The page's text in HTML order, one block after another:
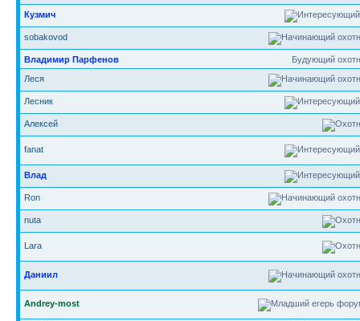
Кузмич
sobakovod
Будующий
Владимир Парфенов
Леся
Лесник
Алексей
fanat
Влад
Ron
nuta
Lara
Даниил
Andrey-most